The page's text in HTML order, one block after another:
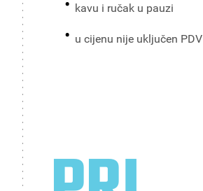
kavu i ručak u pauzi
u cijenu nije uključen PDV